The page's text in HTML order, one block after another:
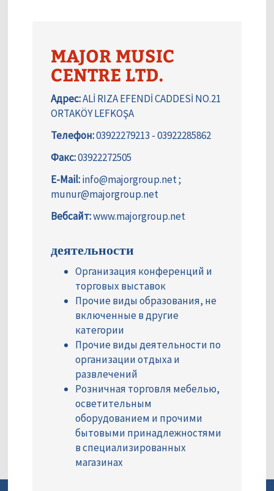
MAJOR MUSIC
CENTRE LTD.
Адрес:ALİ RIZA EFENDİ CADDESİ NO.21
ORTAKÖY LEFKOŞA
Телефон:03922279213 - 03922285862
Факс:03922272505
E-Mail:info@majorgroup.net ;
munur@majorgroup.net
Вебсайт:www.majorgroup.net
деятельности
Организация конференций и
торговых выставок
Прочие виды образования, не
включенные в другие
категории
Прочие виды деятельности по
организации отдыха и
развлечений
Розничная торговля мебелью,
осветительным
оборудованием и прочими
бытовыми принадлежностями
в специализированных
магазинах